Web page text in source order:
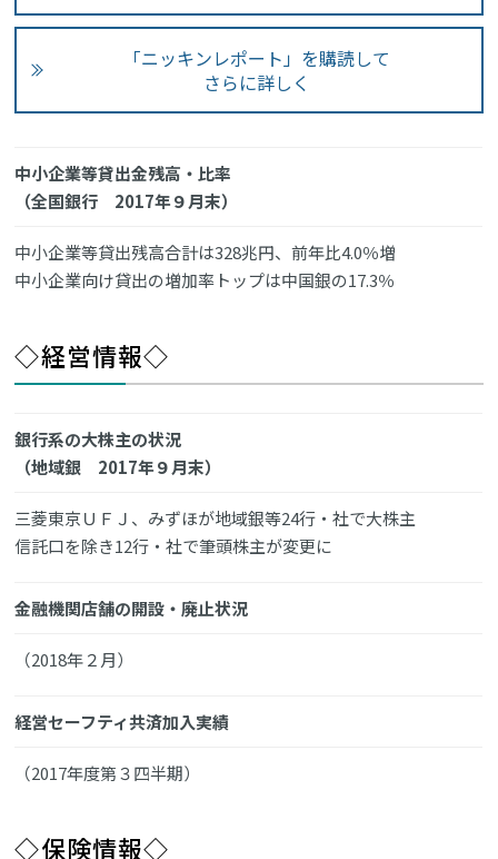
「ニッキンレポート」を購読して
さらに詳しく
中小企業等貸出金残高・比率
（全国銀行 2017年９月末）
中小企業等貸出残高合計は328兆円、前年比4.0％増
中小企業向け貸出の増加率トップは中国銀の17.3％
◇経営情報◇
銀行系の大株主の状況
（地域銀 2017年９月末）
三菱東京ＵＦＪ、みずほが地域銀等24行・社で大株主
信託口を除き12行・社で筆頭株主が変更に
金融機関店舗の開設・廃止状況
（2018年２月）
経営セーフティ共済加入実績
（2017年度第３四半期）
◇保険情報◇